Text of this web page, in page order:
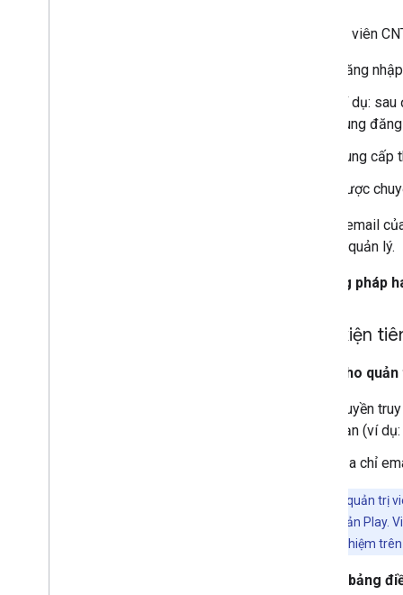
Quản trị viên
Đăng
Ví dụ:
dùng
Cung
Được
Địa chỉ email
Google quản lý.
Phương pháp
Điều kiện
Dành cho
Quyền
bạn (ví dụ:
Địa chỉ
nếu quản trị
Google Tài khoản
sử dụng trải nghiệm
Đối với bảng